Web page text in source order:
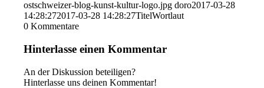
ostschweizer-blog-kunst-kultur-logo.jpg doro2017-03-28
14:28:272017-03-28 14:28:27TitelWortlaut
0 Kommentare
Hinterlasse einen Kommentar
An der Diskussion beteiligen?
Hinterlasse uns deinen Kommentar!